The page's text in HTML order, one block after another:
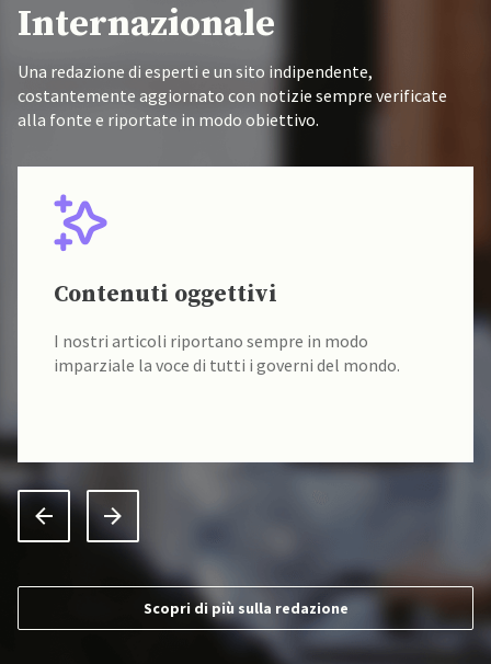
Internazionale
Una redazione di esperti e un sito indipendente,
costantemente aggiornato con notizie sempre verificate
alla fonte e riportate in modo obiettivo.
Contenuti oggettivi
I nostri articoli riportano sempre in modo
imparziale la voce di tutti i governi del mondo.
Scopri di più sulla redazione